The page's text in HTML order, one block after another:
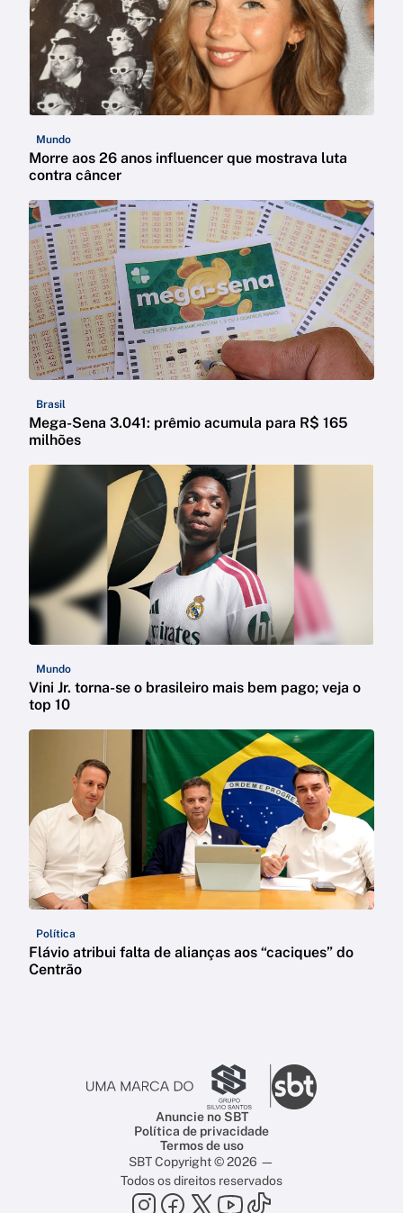
Mundo
Morre aos 26 anos influencer que mostrava luta
contra câncer
Brasil
Mega-Sena 3.041: prêmio acumula para R$ 165
milhões
Mundo
Vini Jr. torna-se o brasileiro mais bem pago; veja o
top 10
Política
Flávio atribui falta de alianças aos “caciques” do
Centrão
Anuncie no SBT
Política de privacidade
Termos de uso
SBT Copyright © 2026 —
Todos os direitos reservados